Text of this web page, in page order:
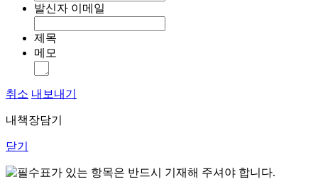
발신자 이메일
제목
메모
취소 내보내기
내책장담기
닫기
표가 있는 항목은 반드시 기재해 주셔야 합니다.